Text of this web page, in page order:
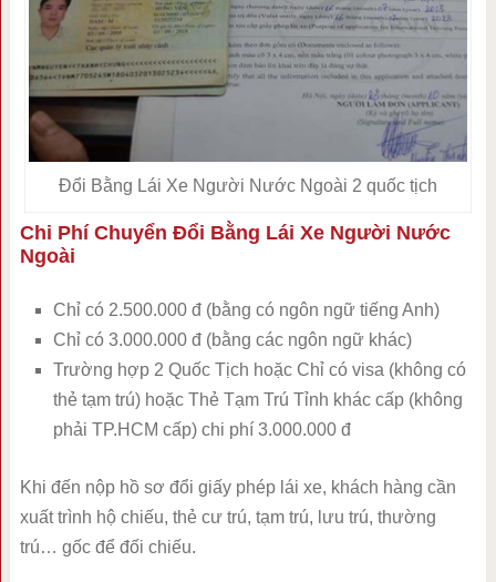
Đổi Bằng Lái Xe Người Nước Ngoài 2 quốc tịch
Chi Phí Chuyển Đổi Bằng Lái Xe Người Nước
Ngoài
Chỉ có 2.500.000 đ (bằng có ngôn ngữ tiếng Anh)
Chỉ có 3.000.000 đ (bằng các ngôn ngữ khác)
Trường hợp 2 Quốc Tịch hoặc Chỉ có visa (không có
thẻ tạm trú) hoặc Thẻ Tạm Trú Tỉnh khác cấp (không
phải TP.HCM cấp) chi phí 3.000.000 đ
Khi đến nộp hồ sơ đổi giấy phép lái xe, khách hàng cần
xuất trình hộ chiếu, thẻ cư trú, tạm trú, lưu trú, thường
trú… gốc để đối chiếu.